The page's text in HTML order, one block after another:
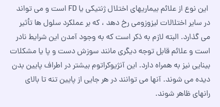
این نوع از علائم بیماریهای اختلال ژنتیکی یا FD است و می تواند
در سایر اختلالات لیزوزومی رخ دهد ، که بر عملکرد سلول ها تأثیر
می گذارد. البته لازم به ذکر است که به وجود آمدن این شرایط نادر
است و علائم قابل توجه دیگری مانند سوزش دست و پا یا مشکلات
بینایی نیز به همراه دارد. این آنژیوکراتوم بیشتر در اطراف پایین بدن
دیده می شوند. آنها می توانند در هر جایی از پایین تنه تا بالای
رانهای ظاهر شوند.